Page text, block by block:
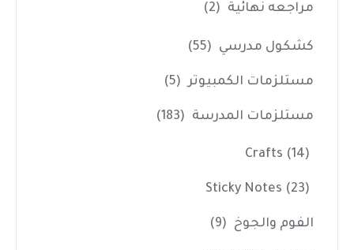
مراجعه نهائية (2)
كشكول مدرسي (55)
مستلزمات الكمبيوتر (5)
مستلزمات المدرسة (183)
Crafts (14)
Sticky Notes (23)
الفوم والجوخ (9)